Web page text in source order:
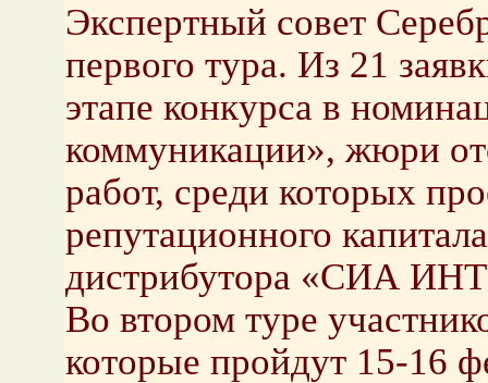
Экспертный совет
первого тура. Из 21
этапе конкурса в
коммуникации», жюри
работ, среди которых
репутационного
дистрибутора «СИА
Во втором туре
которые пройдут 15-16